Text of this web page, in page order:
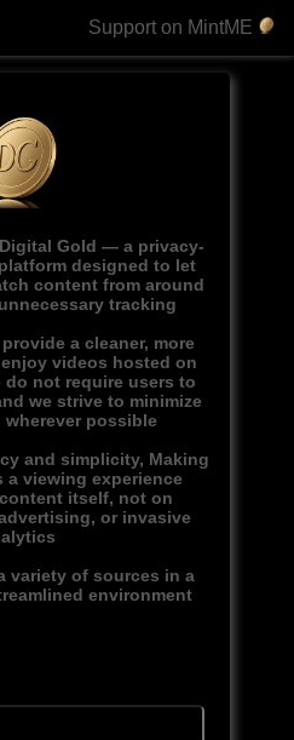
Support on MintME
Gold — a privacy-
designed to let
content from around
tracking
a cleaner, more
videos hosted on
do not require users to
we strive to minimize
possible
and simplicity, Making
a viewing experience
itself, not on
or invasive
variety of sources in a
environment